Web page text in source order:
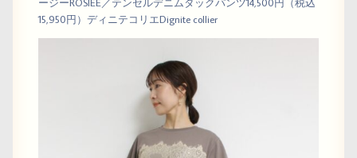
ージーROSIEE／テンセルデニムタックパンツ14,500円（税込
15,950円）ディニテコリエDignite collier